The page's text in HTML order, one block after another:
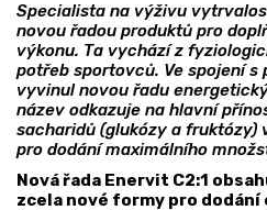
Specialista na výživu
novou řadou produktů pro
výkonu. Ta vychází z
potřeb sportovců. Ve spojení
vyvinul novou řadu
název odkazuje na hlavní
sacharidů (glukózy a fruktózy)
pro dodání maximálního
Nová řada Enervit C2:1
zcela nové formy pro dodání